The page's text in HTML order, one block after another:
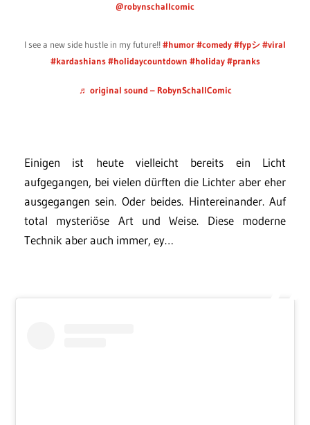
@robynschallcomic
I see a new side hustle in my future!!#humor#comedy#fypシ#viral
#kardashians #holidaycountdown #holiday #pranks
♬ original sound – RobynSchallComic
Einigen ist heute vielleicht bereits ein Licht
aufgegangen, bei vielen dürften die Lichter aber eher
ausgegangen sein. Oder beides. Hintereinander. Auf
total mysteriöse Art und Weise. Diese moderne
Technik aber auch immer, ey…